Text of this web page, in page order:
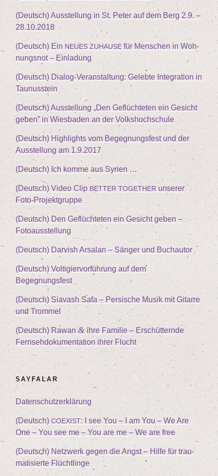
(Deutsch) Aus­stel­lung in St. Peter auf dem Berg2.9. –
28.10.2018
(Deutsch) EinNEUES ZUHAUSE für Men­schen in Woh­
nungs­not – Einladung
(Deutsch) Dia­log-Ver­an­stal­tung: Geleb­te Inte­gra­ti­on in
Taunusstein
(Deutsch) Aus­stel­lung „Den Geflüch­te­ten ein Gesicht
geben” in Wies­ba­den an der Volkshochschule
(Deutsch) High­lights vom Begeg­nungs­fest und der
Aus­stel­lung am 1.9.2017
(Deutsch) Ich kom­me aus Syrien …
(Deutsch) Video ClipBETTER TOGETHER unse­rer
Foto-Projektgruppe
(Deutsch) Den Geflüch­te­ten ein Gesicht geben –
Fotoausstellung
(Deutsch) Dar­vish Arsalan – Sän­ger und Buchautor
(Deutsch) Vol­ti­gier­vor­füh­rung auf dem
Begegnungsfest
(Deutsch) Sia­vash Safa – Per­si­sche Musik mit Gitar­re
und Trommel
(Deutsch) Rawan&ihre Fami­lie – Erschüt­tern­de
Fern­seh­do­ku­men­ta­ti­on ihrer Flucht
SAY­FA­LAR
Daten­schutz­er­klä­rung
(Deutsch) COEXIST: I see You – I am You – We Are
One – You see me – You are me – We are free
(Deutsch) Netz­werk gegen die Angst – Hil­fe für trau­
ma­ti­sier­te Flüchtlinge